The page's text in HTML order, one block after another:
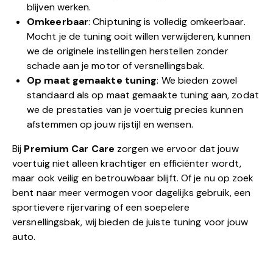
blijven werken.
Omkeerbaar: Chiptuning is volledig omkeerbaar.
Mocht je de tuning ooit willen verwijderen, kunnen
we de originele instellingen herstellen zonder
schade aan je motor of versnellingsbak.
Op maat gemaakte tuning: We bieden zowel
standaard als op maat gemaakte tuning aan, zodat
we de prestaties van je voertuig precies kunnen
afstemmen op jouw rijstijl en wensen.
Bij Premium Car Care zorgen we ervoor dat jouw
voertuig niet alleen krachtiger en efficiënter wordt,
maar ook veilig en betrouwbaar blijft. Of je nu op zoek
bent naar meer vermogen voor dagelijks gebruik, een
sportievere rijervaring of een soepelere
versnellingsbak, wij bieden de juiste tuning voor jouw
auto.